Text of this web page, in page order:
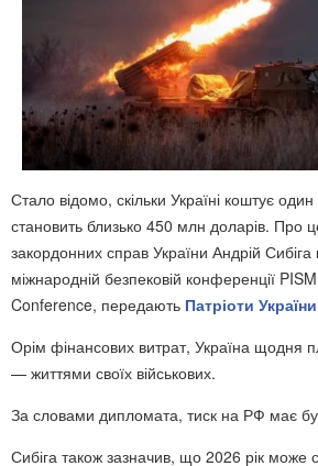
Стало відомо, скільки Україні коштує
становить близько 450 млн доларів. Про
закордонних справ України Андрій Сибіга
міжнародній безпековій конференції
Conference, передають Патріоти України
Орім фінансових витрат, Україна щодня
— життями своїх військових.
За словами дипломата, тиск на РФ має
Сибіга також зазначив, що 2026 рік може